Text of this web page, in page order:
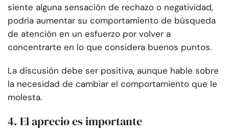
siente alguna sensación de rechazo o negatividad,
podría aumentar su comportamiento de búsqueda
de atención en un esfuerzo por volver a
concentrarte en lo que considera buenos puntos.
La discusión debe ser positiva, aunque hable sobre
la necesidad de cambiar el comportamiento que le
molesta.
4. El aprecio es importante